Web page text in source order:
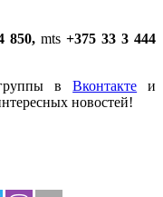
850,mts +375 33 3 444
группы вВконтакте и
новостей!